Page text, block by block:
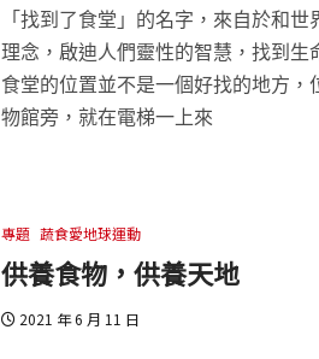
「找到了食堂」的名字，來自於和
理念，啟迪人們靈性的智慧，找到生
食堂的位置並不是一個好找的地方，
物館旁，就在電梯一上來
專題 蔬食愛地球運動
供養食物，供養天地
2021 年 6 月 11 日